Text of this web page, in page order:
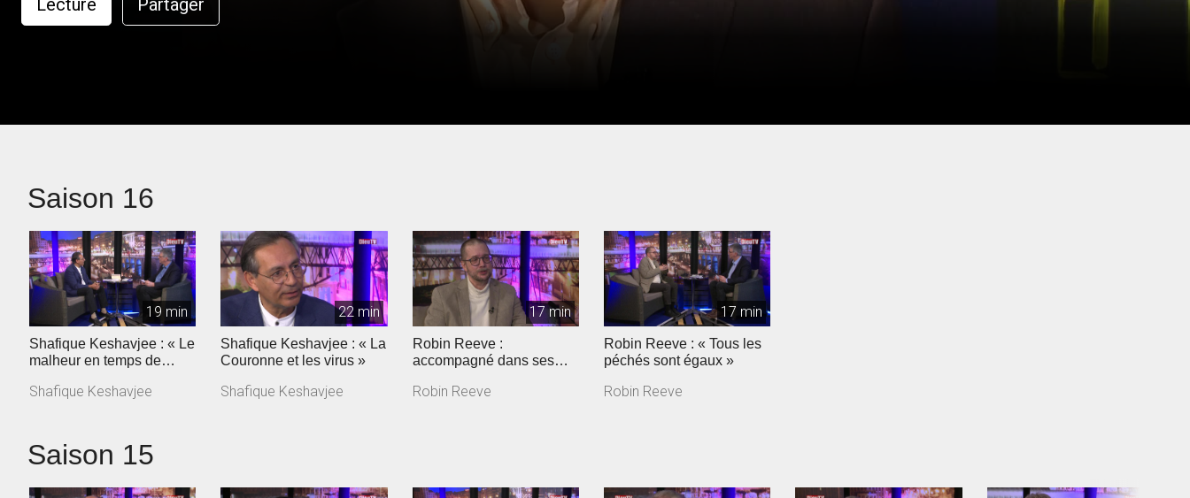
Lecture Partager
Saison 16
19 min
Shafique Keshavjee : « Le
malheur en temps de
Shafique Keshavjee
22 min
Shafique Keshavjee : « La
Couronne et les virus »
Shafique Keshavjee
17 min
Robin Reeve :
accompagné dans ses
Robin Reeve
17 min
Robin Reeve : « Tous les
péchés sont égaux »
Robin Reeve
Saison 15